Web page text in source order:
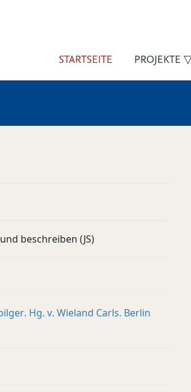
STARTSEITE PROJEKTE
beschreiben (JS)
Hg. v. Wieland Carls. Berlin